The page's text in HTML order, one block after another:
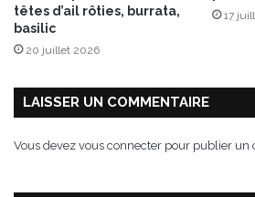
têtes d’ail rôties, burrata,
basilic
20 juillet 2026
17
LAISSER UN COMMENTAIRE
Vous devez vous connecter pour publier un